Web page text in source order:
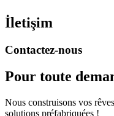
İletişim
Contactez-nous
Pour toute
Nous construisons vos
solutions préfabriquées !